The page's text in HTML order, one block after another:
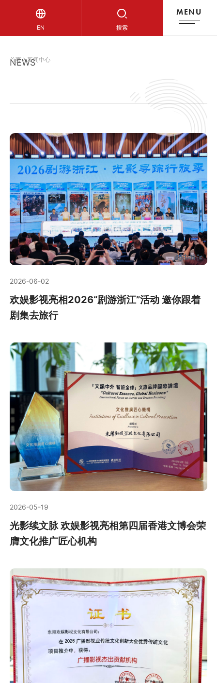
搜索
EN
MENU
NEWS
新闻中心
首页 新闻中心
2026-06-02
欢娱影视亮相2026“剧游浙江”活动 邀你跟着
剧集去旅行
2026-05-19
光影续文脉 欢娱影视亮相第四届香港文博会荣
膺文化推广匠心机构